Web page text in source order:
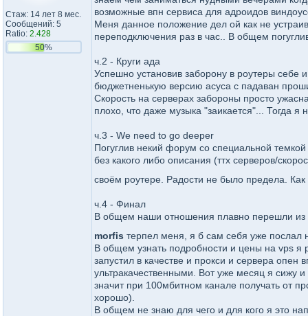
Стаж: 14 лет 8 мес.
Сообщений: 5
Ratio: 2.428
50%
возможные впн сервиса для адроидов
Меня данное положение дел ой как не
переподключения раз в час.. В общем
ч.2 - Круги ада
Успешно установив заборону в роутеры
бюджетненькую версию асуса с падаван
Скорость на серверах забороны просто
плохо, что даже музыка "заикается"... Тогда я
ч.3 - We need to go deeper
Погуглив некий форум со специальной
без какого либо описания (ттх серверов/
своём роутере. Радости не было предела.
ч.4 - Финал
В общем наши отношения плавно перешли из
morfis терпел меня, я б сам себя уже послал
В общем узнать подробности и цены на vps я
запустил в качестве и прокси и сервера
ультракачественными. Вот уже месяц я сижу
значит при 100мбитном канале получать от
хорошо).
В общем не знаю для чего и для кого я это